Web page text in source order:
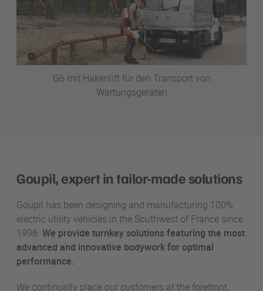
G6 mit Hakenlift für den Transport von
Wartungsgeräten
Goupil, expert in tailor-made solutions
Goupil has been designing and manufacturing 100%
electric utility vehicles in the Southwest of France since
1996. We provide turnkey solutions featuring the most
advanced and innovative bodywork for optimal
performance.
We continually place our customers at the forefront,